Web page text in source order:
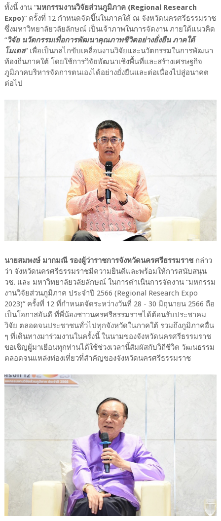
ทั้งนี้ งาน “มหกรรมงานวิจัยส่วนภูมิภาค (Regional Research
Expo)” ครั้งที่ 12 กำหนดจัดขึ้นในภาคใต้ ณ จังหวัดนครศรีธรรมราช
ซึ่งมหาวิทยาลัยวลัยลักษณ์ เป็นเจ้าภาพในการจัดงาน ภายใต้แนวคิด
“วิจัย นวัตกรรมเพื่อการพัฒนาคุณภาพชีวิตอย่างยั่งยืน ภาคใต้
โมเดล” เพื่อเป็นกลไกขับเคลื่อนงานวิจัยและนวัตกรรมในการพัฒนา
ท้องถิ่นภาคใต้ โดยใช้การวิจัยพัฒนาเชิงพื้นที่และสร้างเศรษฐกิจ
ภูมิภาคบริหารจัดการตนเองได้อย่างยั่งยืนและต่อเนื่องไปสู่อนาคต
ต่อไป
นายสมพงษ์ มากมณี รองผู้ว่าราชการจังหวัดนครศรีธรรมราชกล่าว
ว่า จังหวัดนครศรีธรรมราชมีความยินดีและพร้อมให้การสนับสนุน
วช. และ มหาวิทยาลัยวลัยลักษณ์ ในการดำเนินการจัดงาน “มหกรรม
งานวิจัยส่วนภูมิภาค ประจำปี 2566 (Regional Research Expo
2023)” ครั้งที่ 12 ที่กำหนดจัดระหว่างวันที่ 28 - 30 มิถุนายน 2566 ถือ
เป็นโอกาสอันดี ที่พี่น้องชาวนครศรีธรรมราชได้ต้อนรับประชาคม
วิจัย ตลอดจนประชาชนทั่วไปทุกจังหวัดในภาคใต้ รวมถึงภูมิภาคอื่น
ๆ ที่เดินทางมาร่วมงานในครั้งนี้ ในนามของจังหวัดนครศรีธรรมราช
ขอเชิญผู้มาเยือนทุกท่านได้ใช้ช่วงเวลานี้สัมผัสกับวิถีชีวิต วัฒนธรรม
ตลอดจนแหล่งท่องเที่ยวที่สำคัญของจังหวัดนครศรีธรรมราช